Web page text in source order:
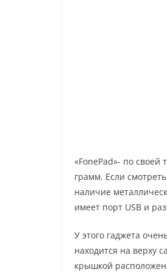
«FоnеPаd»- по своей
грамм. Если
наличие
имеет порт USB и
У этого гаджета
находится на верху
крышкой